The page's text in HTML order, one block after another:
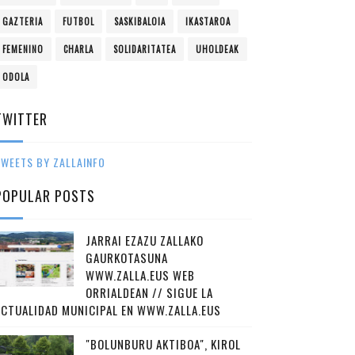
GAZTERIA FUTBOL SASKIBALOIA IKASTAROA
FEMENINO CHARLA SOLIDARITATEA UHOLDEAK
ODOLA
BY ZALLAINFO
POSTS
JARRAI EZAZU ZALLAKO
GAURKOTASUNA
WWW.ZALLA.EUS WEB
ORRIALDEAN // SIGUE LA
MUNICIPAL EN WWW.ZALLA.EUS
"BOLUNBURU AKTIBOA", KIROL